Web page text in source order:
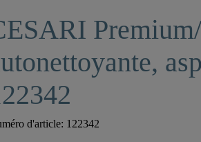
d'article: 122342